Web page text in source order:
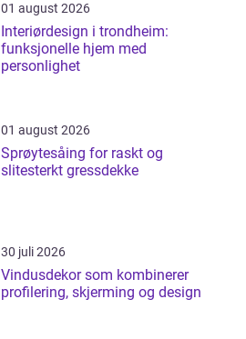
01 august 2026
Interiørdesign i trondheim:
funksjonelle hjem med
personlighet
01 august 2026
Sprøytesåing for raskt og
slitesterkt gressdekke
30 juli 2026
Vindusdekor som kombinerer
profilering, skjerming og design